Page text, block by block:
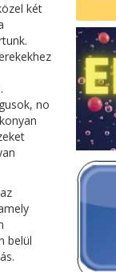
két
no
belül